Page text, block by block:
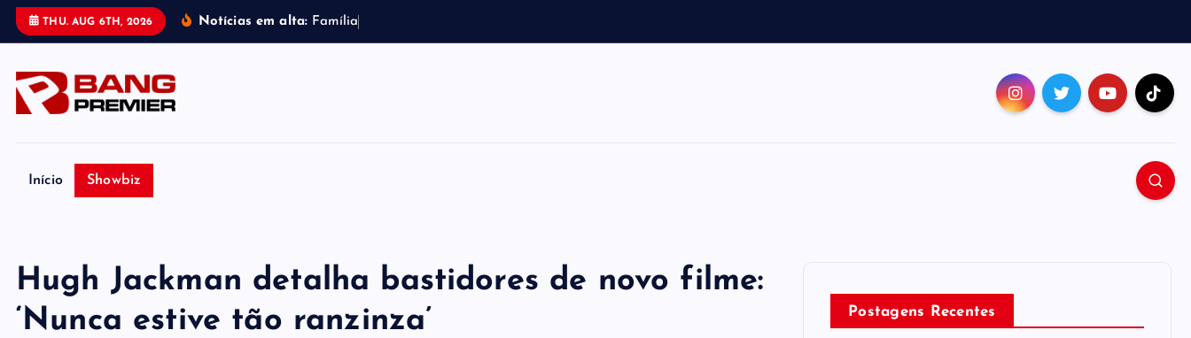
THU. AUG 6TH, 2026 Notícias em alta: Famí ia
Início Showbiz
Hugh Jackman detalha bastidores de novo filme:
‘Nunca estive tão ranzinza’
Postagens Recentes